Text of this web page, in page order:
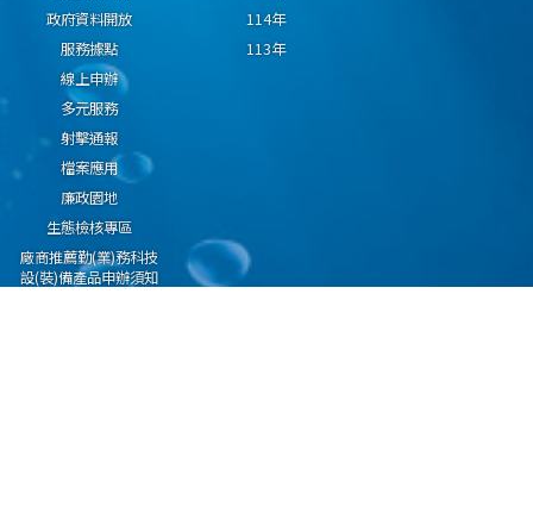
政府資料開放
服務據點
線上申辦
多元服務
射擊通報
檔案應用
廉政園地
生態檢核專區
廠商推薦勤(業)務科技
設(裝)備產品申辦須知
114年
113年